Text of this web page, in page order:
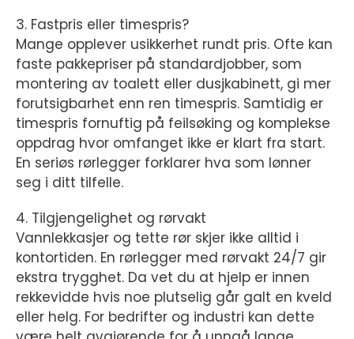
3. Fastpris eller timespris?
Mange opplever usikkerhet rundt pris. Ofte kan
faste pakkepriser på standardjobber, som
montering av toalett eller dusjkabinett, gi mer
forutsigbarhet enn ren timespris. Samtidig er
timespris fornuftig på feilsøking og komplekse
oppdrag hvor omfanget ikke er klart fra start.
En seriøs rørlegger forklarer hva som lønner
seg i ditt tilfelle.
4. Tilgjengelighet og rørvakt
Vannlekkasjer og tette rør skjer ikke alltid i
kontortiden. En rørlegger med rørvakt 24/7 gir
ekstra trygghet. Da vet du at hjelp er innen
rekkevidde hvis noe plutselig går galt en kveld
eller helg. For bedrifter og industri kan dette